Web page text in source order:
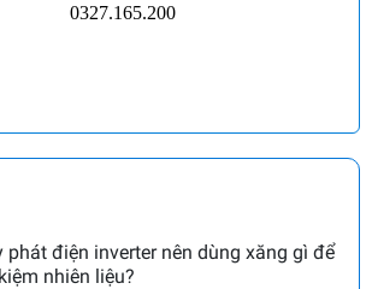
0327.165.200
phát điện inverter nên dùng xăng gì để
nhiên liệu?